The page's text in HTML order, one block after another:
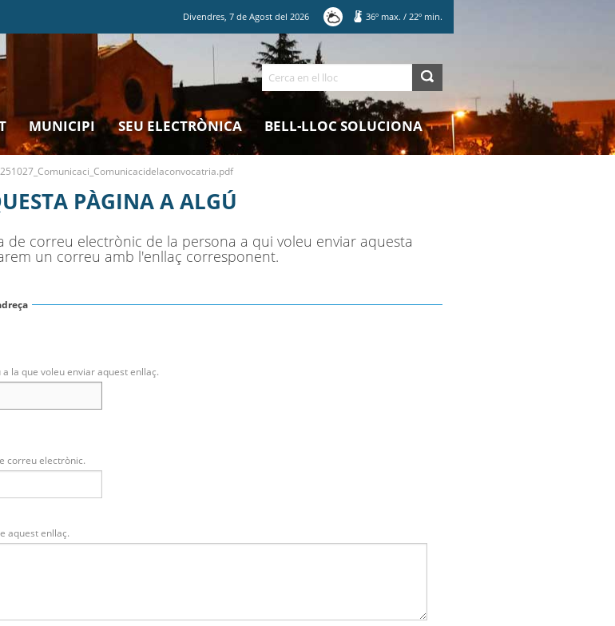
Divendres,7 deAgost del2026 36º max. / 22º min.
Cerca
MUNICIPI SEU ELECTRÒNICA BELL-LLOC SOLUCIONA
PÀGINA A ALGÚ
de correu electrònic de la persona a qui voleu enviar aquesta
un correu amb l'enllaç corresponent.
la que voleu enviar aquest enllaç.
correu electrònic.
aquest enllaç.